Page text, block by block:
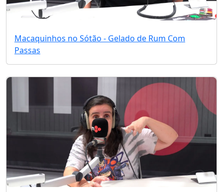
Macaquinhos no Sótão - Gelado de Rum Com
Passas